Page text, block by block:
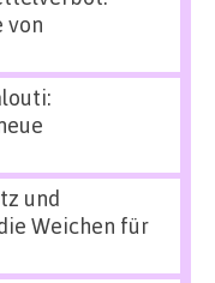
von
und
Weichen für